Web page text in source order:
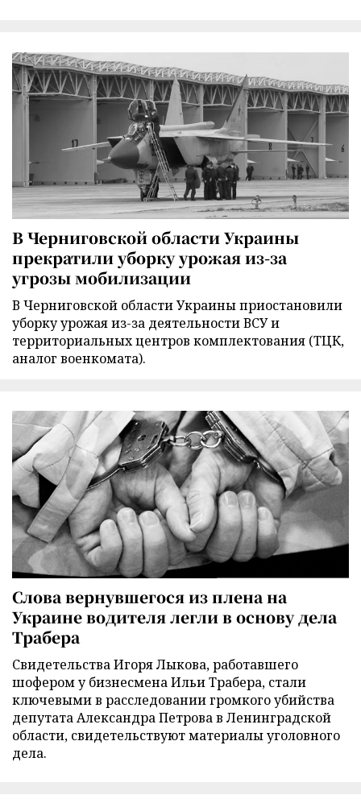
В Черниговской области Украины
прекратили уборку урожая из-за
угрозы мобилизации
В Черниговской области Украины приостановили
уборку урожая из-за деятельности ВСУ и
территориальных центров комплектования (ТЦК,
аналог военкомата).
Слова вернувшегося из плена на
Украине водителя легли в основу дела
Трабера
Свидетельства Игоря Лыкова, работавшего
шофером у бизнесмена Ильи Трабера, стали
ключевыми в расследовании громкого убийства
депутата Александра Петрова в Ленинградской
области, свидетельствуют материалы уголовного
дела.